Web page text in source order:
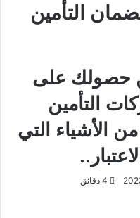
التأمين
حصولك على
التأمين
الأشياء التي